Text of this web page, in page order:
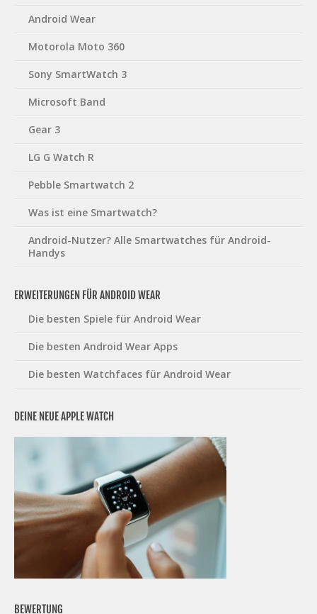
Android Wear
Motorola Moto 360
Sony SmartWatch 3
Microsoft Band
Gear 3
LG G Watch R
Pebble Smartwatch 2
Was ist eine Smartwatch?
Android-Nutzer? Alle Smartwatches für Android-
Handys
ERWEITERUNGEN FÜR ANDROID WEAR
Die besten Spiele für Android Wear
Die besten Android Wear Apps
Die besten Watchfaces für Android Wear
DEINE NEUE APPLE WATCH
BEWERTUNG